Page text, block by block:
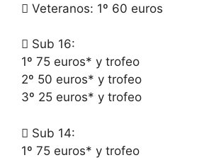
 Veteranos: 1º 60 euros
 Sub 16:
1º 75 euros* y trofeo
2º 50 euros* y trofeo
3º 25 euros* y trofeo
 Sub 14:
1º 75 euros* y trofeo